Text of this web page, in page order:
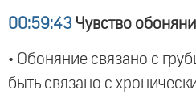
00:59:43 Чувство
• Обоняние связано с
быть связано с